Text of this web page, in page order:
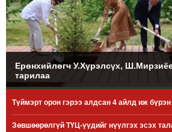
БОЛОВСРОЛ
ENTERTAINMENT
ДЭЛХИЙН
БИЗНЕС
МЭДЭЭ
НИЙСЛЭЛ
ТАНИН
Ерөнхийлөгч У.Хүрэлсүх,
тарилаа
Түймэрт орон гэрээ алдсан 4 айлд иж бүрэн
Зөвшөөрөлгүй ТҮЦ-үүдийг нүүлгэх эсэх